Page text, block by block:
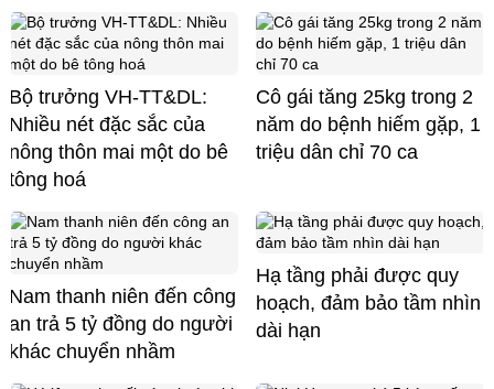
Bộ trưởng VH-TT&DL:
Nhiều nét đặc sắc của
nông thôn mai một do bê
tông hoá
Cô gái tăng 25kg trong 2
năm do bệnh hiếm gặp, 1
triệu dân chỉ 70 ca
Nam thanh niên đến công
an trả 5 tỷ đồng do người
khác chuyển nhầm
Hạ tầng phải được quy
hoạch, đảm bảo tầm nhìn
dài hạn